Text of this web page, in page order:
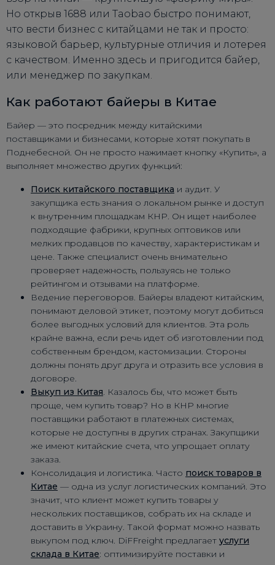
Но открыв 1688 или Taobao быстро понимают,
что вести бизнес с китайцами не так и просто:
языковой барьер, культурные отличия и лотерея
с качеством. Именно здесь и пригодится байер,
или менеджер по закупкам.
Как работают байеры в Китае
Байер — это посредник между китайскими
поставщиками и бизнесами, которые хотят покупать в
Поднебесной. Он не просто нажимает кнопку «Купить», а
выполняет множество других функций:
Поиск китайского поставщика и аудит. У
закупщика есть знания о локальном рынке и доступ
к внутренним площадкам КНР. Он ищет наиболее
подходящие фабрики, крупных оптовиков или
мелких продавцов по качеству, характеристикам и
цене. Также специалист очень внимательно
проверяет надежность, пользуясь не только
рейтингом и отзывами на платформе.
Ведение переговоров. Байеры владеют китайским,
понимают деловой этикет, поэтому могут добиться
более выгодных условий для клиентов. Эта роль
крайне важна, если речь идет об изготовлении под
собственным брендом, кастомизации. Стороны
должны понять друг друга и отразить все условия в
договоре.
Выкуп из Китая. Казалось бы, что может быть
проще, чем купить товар? Но в КНР многие
поставщики работают в платежных системах,
которые не доступны в других странах. Закупщики
же имеют китайские счета, что упрощает оплату
заказа.
Консолидация и логистика. Часто поиск товаров в
Китае — одна из услуг логистических компаний. Это
значит, что клиент может купить товары у
нескольких поставщиков, собрать их на складе и
доставить в Украину. Такой формат можно назвать
выкупом под ключ. DiFFreight предлагает услуги
склада в Китае: оптимизируйте поставки и